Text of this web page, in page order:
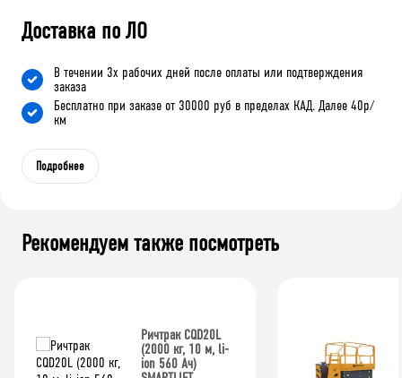
Доставка по ЛО
В течении 3х рабочих дней после оплаты или подтверждения
заказа
Бесплатно при заказе от 30000 руб в пределах КАД. Далее 40р/
км
Подробнее
Рекомендуем также посмотреть
Ричтрак CQD20L
(2000 кг, 10 м, li-
ion 560 Ач)